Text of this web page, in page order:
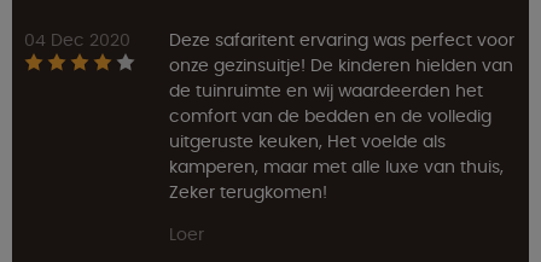
04 Dec 2020
Deze safaritent ervaring was perfect voor
onze gezinsuitje! De kinderen hielden van
de tuinruimte en wij waardeerden het
comfort van de bedden en de volledig
uitgeruste keuken, Het voelde als
kamperen, maar met alle luxe van thuis,
Zeker terugkomen!
Loer